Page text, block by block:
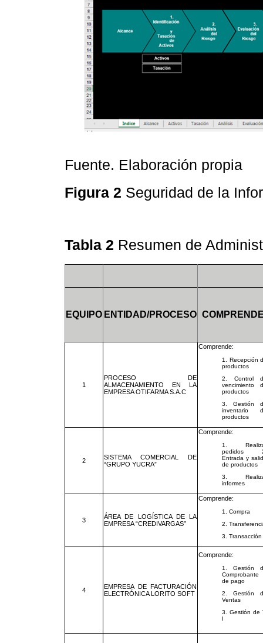
Fuente. Elaboración propia
Figura 2 Seguridad de la
Tabla 2 Resumen de
EQUIPO ENTIDAD/PROCESO
1
PROCESO DE
ALMACENAMIENTO EN LA
EMPRESA OTIFARMA S.A.C
Comprende:
1. Recepción
productos
2. Control
vencimiento
productos
3. Gestión
inventario
productos
2
SISTEMA COMERCIAL DE
“GRUPO YUCRA”
Comprende:
1.
pedidos
Entrada y
de productos
3.
informes
3
ÁREA DE LOGÍSTICA DE LA
EMPRESA “CREDIVARGAS”
Comprende:
1. Compra
2.
3. Transacción
4
EMPRESA DE FACTURACIÓN
ELECTRÓNICA LORITO SOFT
Comprende:
1. Gestión
Comprobante
de pago
2. Gestión
Ventas
3. Gestión de
I